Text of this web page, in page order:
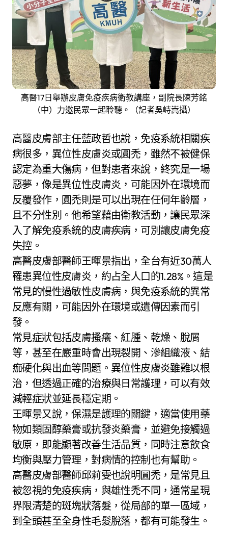
高醫17日舉辦皮膚免疫疾病衛教講座，副院長陳芳銘
（中）力邀民眾一起聆聽。（記者吳峙嵩攝）
高醫皮膚部主任藍政哲也說，免疫系統相關疾
病很多，異位性皮膚炎或圓禿，雖然不被健保
認定為重大傷病，但對患者來說，終究是一場
惡夢，像是異位性皮膚炎，可能因外在環境而
反覆發作，圓禿則是可以出現在任何年齡層，
且不分性別。他希望藉由衛教活動，讓民眾深
入了解免疫系統的皮膚疾病，可別讓皮膚免疫
失控。
高醫皮膚部醫師王暉景指出，全台有近30萬人
罹患異位性皮膚炎，約占全人口的1.28%。這是
常見的慢性過敏性皮膚病，與免疫系統的異常
反應有關，可能因外在環境或遺傳因素而引
發。
常見症狀包括皮膚搔癢、紅腫、乾燥、脫屑
等，甚至在嚴重時會出現裂開、滲組織液、結
痂硬化與出血等問題。異位性皮膚炎雖難以根
治，但透過正確的治療與日常護理，可以有效
減輕症狀並延長穩定期。
王暉景又說，保濕是護理的關鍵，適當使用藥
物如類固醇藥膏或抗發炎藥膏，並避免接觸過
敏原，即能顯著改善生活品質，同時注意飲食
均衡與壓力管理，對病情的控制也有幫助。
高醫皮膚部醫師邱莉雯也說明圓禿，是常見且
被忽視的免疫疾病，與雄性禿不同，通常呈現
界限清楚的斑塊狀落髮，從局部的單一區域，
到全頭甚至全身性毛髮脫落，都有可能發生。